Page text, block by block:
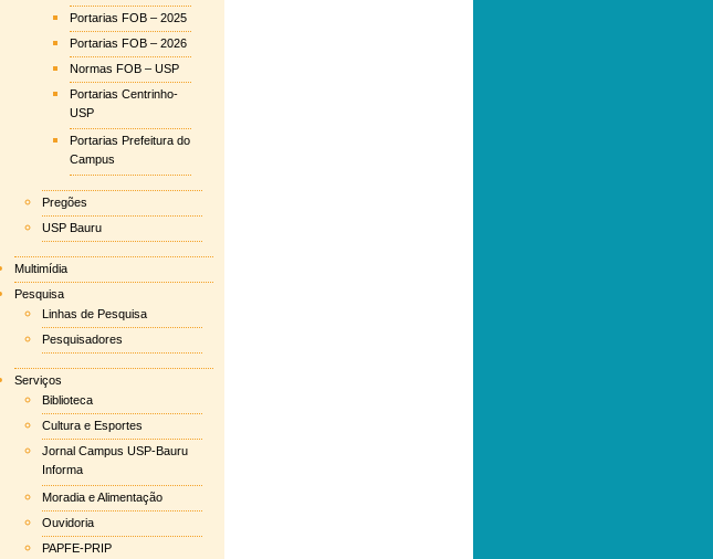
Portarias FOB – 2025
Portarias FOB – 2026
Normas FOB – USP
Portarias Centrinho-
USP
Portarias Prefeitura do
Campus
Pregões
USP Bauru
Multimídia
Pesquisa
Linhas de Pesquisa
Pesquisadores
Serviços
Biblioteca
Cultura e Esportes
Jornal Campus USP-Bauru
Informa
Moradia e Alimentação
Ouvidoria
PAPFE-PRIP